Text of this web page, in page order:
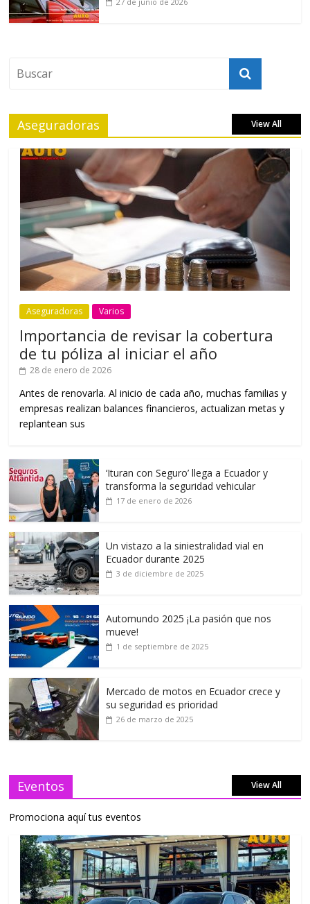
Aseguradoras View All
Aseguradoras Varios
Importancia de revisar la cobertura
de tu póliza al iniciar el año
28 de enero de 2026
Antes de renovarla. Al inicio de cada año, muchas familias y
empresas realizan balances financieros, actualizan metas y
replantean sus
‘Ituran con Seguro’ llega a Ecuador y
transforma la seguridad vehicular
17 de enero de 2026
Un vistazo a la siniestralidad vial en
Ecuador durante 2025
3 de diciembre de 2025
Automundo 2025 ¡La pasión que nos
mueve!
1 de septiembre de 2025
Mercado de motos en Ecuador crece y
su seguridad es prioridad
26 de marzo de 2025
Eventos View All
Promociona aquí tus eventos